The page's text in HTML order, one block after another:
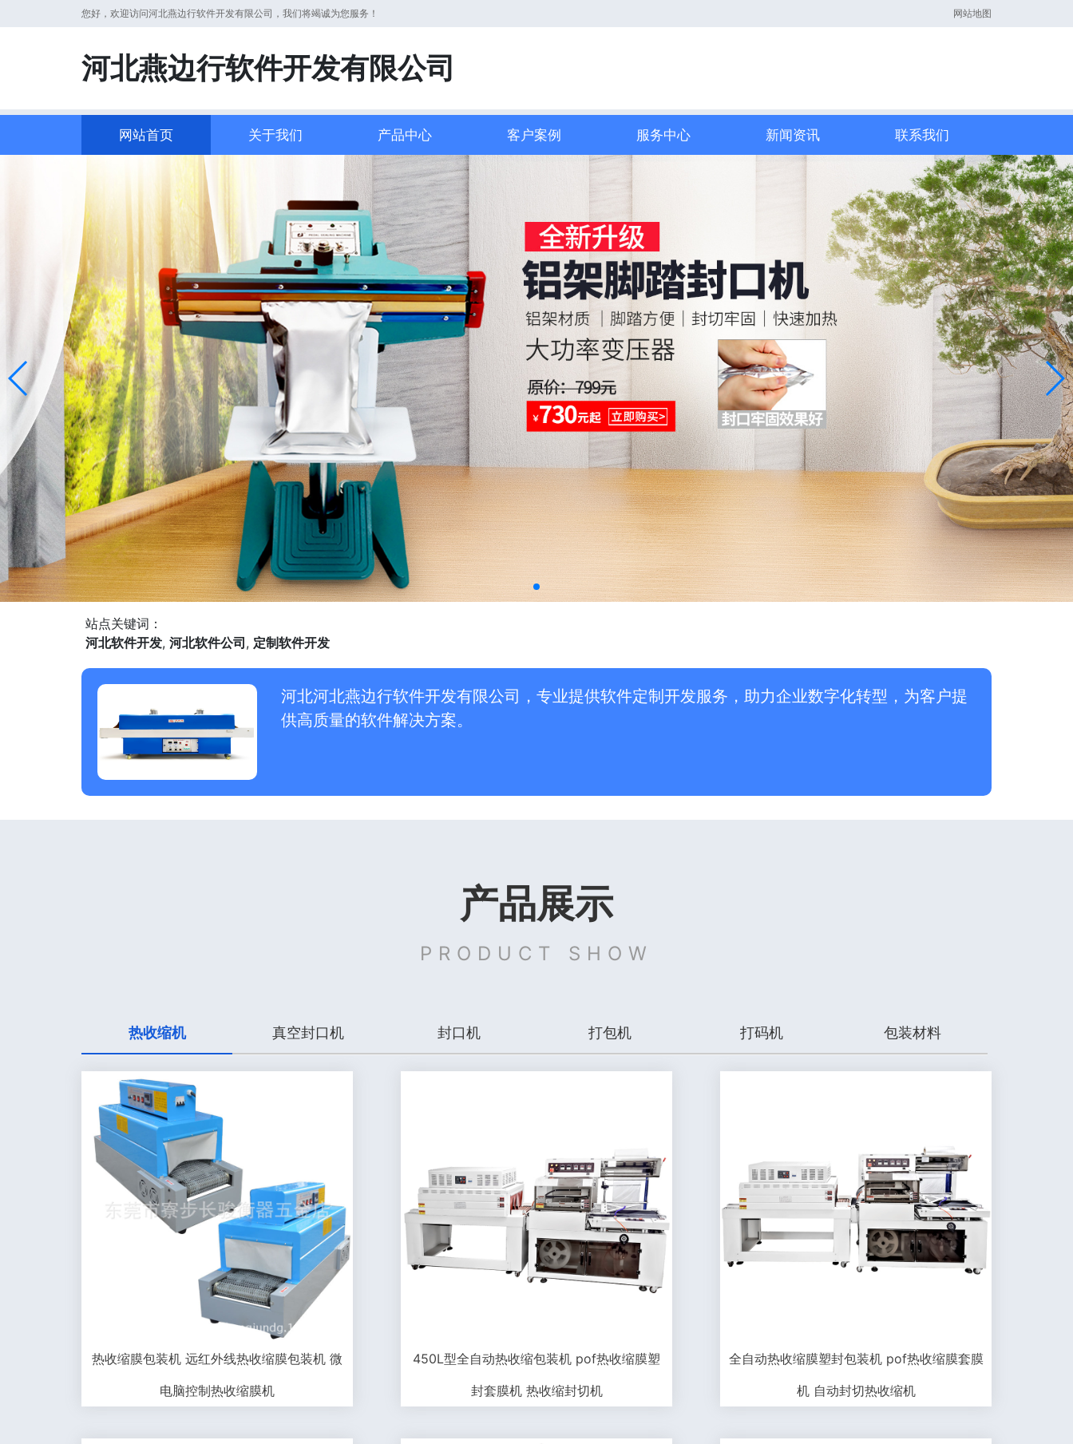
您好，欢迎访问河北燕边行软件开发有限公司，我们将竭诚为您服务！ 网站地图
河北燕边行软件开发有限公司
网站首页 关于我们 产品中心 客户案例 服务中心 新闻资讯 联系我们
站点关键词：
河北软件开发, 河北软件公司 , 定制软件开发
河北河北燕边行软件开发有限公司，专业提供软件定制开发服务，助力企业数字化转型，为客户提
供高质量的软件解决方案。
产品展示
PRODUCT SHOW
热收缩机 真空封口机 封口机 打包机 打码机 包装材料
热收缩膜包装机 远红外线热收缩膜包装机 微
电脑控制热收缩膜机
450L型全自动热收缩包装机 pof热收缩膜塑
封套膜机 热收缩封切机
全自动热收缩膜塑封包装机 pof热收缩膜套膜
机 自动封切热收缩机